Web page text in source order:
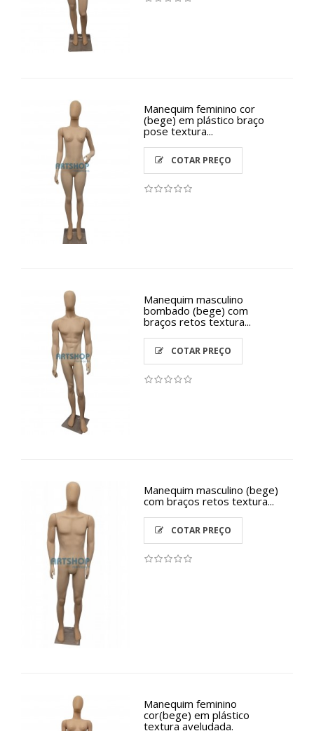
Manequim feminino cor
(bege) em plástico braço
pose textura...
COTAR PREÇO
Manequim masculino
bombado (bege) com
braços retos textura...
COTAR PREÇO
Manequim masculino (bege)
com braços retos textura...
COTAR PREÇO
Manequim feminino
cor(bege) em plástico
textura aveludada.